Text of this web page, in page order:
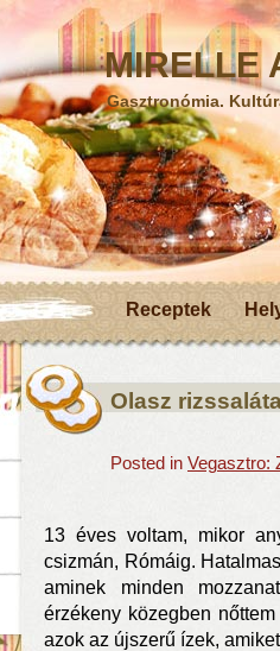
MIRELLE
Gasztronómia.
Receptek
Olasz
Posted in Vegasztro:
13 éves voltam, mikor
csizmán, Rómáig.
aminek minden
érzékeny közegben
azok az újszerű ízek,